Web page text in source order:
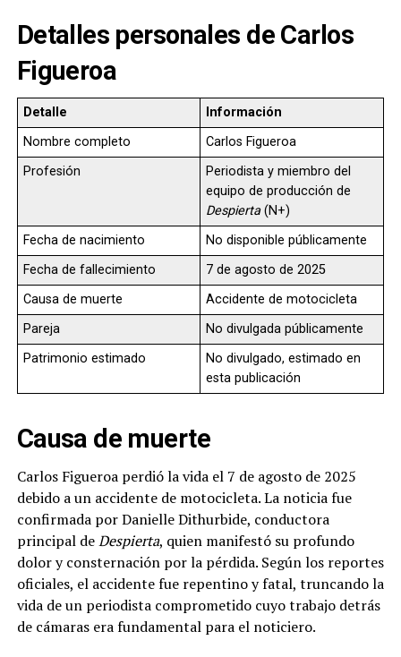
Detalles personales de Carlos
Figueroa
Detalle
Información
Nombre completo
Carlos Figueroa
Profesión
Periodista y miembro del
equipo de producción de
Despierta(N+)
Fecha de nacimiento
No disponible públicamente
Fecha de fallecimiento
7 de agosto de 2025
Causa de muerte
Accidente de motocicleta
Pareja
No divulgada públicamente
Patrimonio estimado
No divulgado, estimado en
esta publicación
Causa de muerte
Carlos Figueroa perdió la vida el 7 de agosto de 2025
debido a un accidente de motocicleta. La noticia fue
confirmada por Danielle Dithurbide, conductora
principal deDespierta, quien manifestó su profundo
dolor y consternación por la pérdida. Según los reportes
oficiales, el accidente fue repentino y fatal, truncando la
vida de un periodista comprometido cuyo trabajo detrás
de cámaras era fundamental para el noticiero.